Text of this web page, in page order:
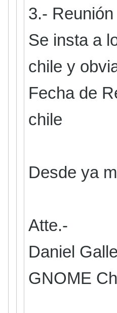
3.-
Se insta a
chile y
Fecha de
chile
Desde ya
Atte.-
Daniel
GNOME